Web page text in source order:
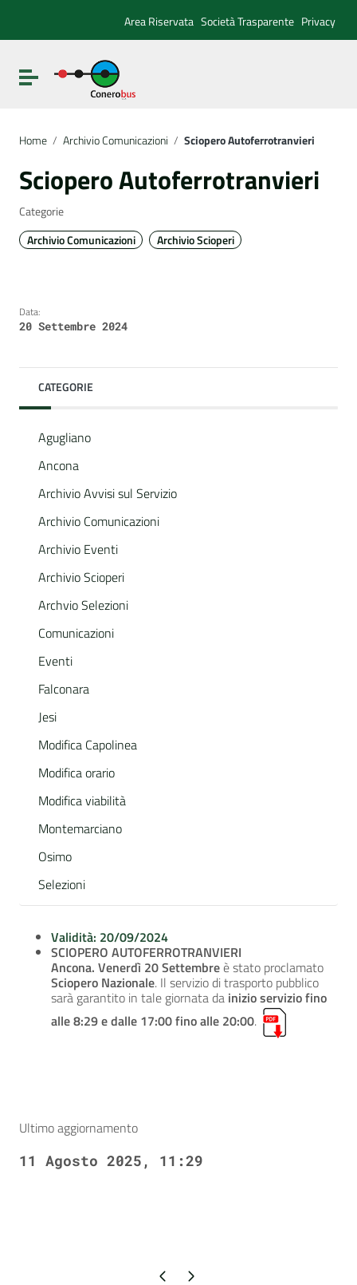
Vai al menu di navigazione
Vai al footer
Area Riservata Società Trasparente Privacy
Attiva / disattiva la navigazione
Home / Archivio Comunicazioni / Sciopero Autoferrotranvieri
Sciopero Autoferrotranvieri
Categorie
Archivio Comunicazioni
Archivio Scioperi
Data:
20 Settembre 2024
CATEGORIE
Agugliano
Ancona
Archivio Avvisi sul Servizio
Archivio Comunicazioni
Archivio Eventi
Archivio Scioperi
Archvio Selezioni
Comunicazioni
Eventi
Falconara
Jesi
Modifica Capolinea
Modifica orario
Modifica viabilità
Montemarciano
Osimo
Selezioni
Validità: 20/09/2024
SCIOPERO AUTOFERROTRANVIERI
Ancona. Venerdì 20 Settembreè stato proclamato
Sciopero Nazionale. Il servizio di trasporto pubblico
sarà garantito in tale giornata da inizio servizio fino
alle 8:29 e dalle 17:00 fino alle 20:00.
Ultimo aggiornamento
11 Agosto 2025, 11:29
Pagina precedente
Pagina successiva